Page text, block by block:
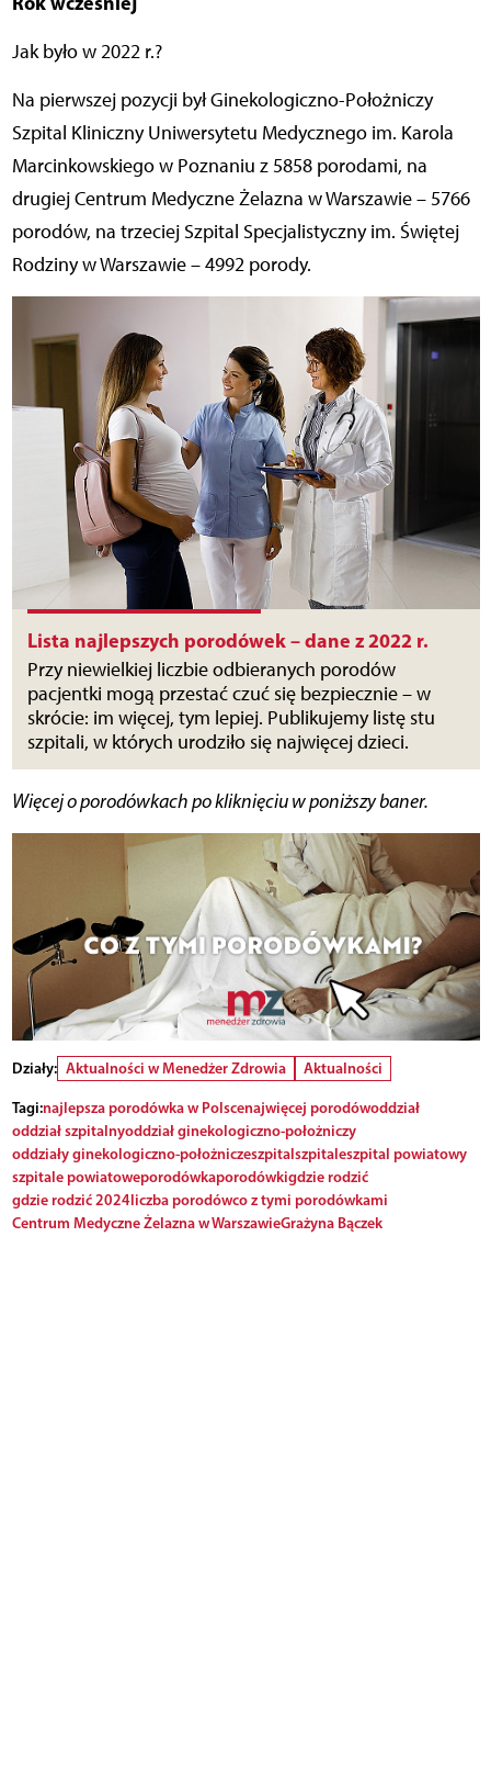
Jak było w 2022 r.?
Na pierwszej pozycji był Ginekologiczno-Położniczy
Szpital Kliniczny Uniwersytetu Medycznego im. Karola
Marcinkowskiego w Poznaniu z 5858 porodami, na
drugiej Centrum Medyczne Żelazna w Warszawie – 5766
porodów, na trzeciej Szpital Specjalistyczny im. Świętej
Rodziny w Warszawie – 4992 porody.
Lista najlepszych porodówek – dane z 2022 r.
Przy niewielkiej liczbie odbieranych porodów
pacjentki mogą przestać czuć się bezpiecznie – w
skrócie: im więcej, tym lepiej. Publikujemy listę stu
szpitali, w których urodziło się najwięcej dzieci.
Więcej o porodówkach po kliknięciu w poniższy baner.
Działy: Aktualności w Menedżer Zdrowia
Aktualności
Tagi:najlepsza porodówka w Polscenajwięcej porodówoddział
oddział szpitalnyoddział ginekologiczno-położniczy
oddziały ginekologiczno-położniczeszpitalszpitaleszpital powiatowy
szpitale powiatoweporodówkaporodówkigdzie rodzić
gdzie rodzić 2024liczba porodówco z tymi porodówkami
Centrum Medyczne Żelazna w WarszawieGrażyna Bączek